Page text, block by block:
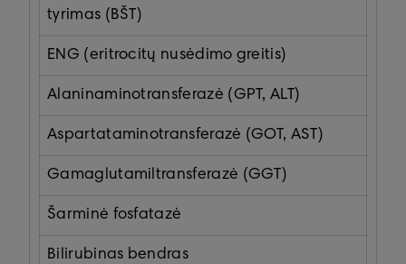
tyrimas (BŠT)
ENG (eritrocitų nusėdimo greitis)
Alaninaminotransferazė (GPT, ALT)
Aspartataminotransferazė (GOT, AST)
Gamaglutamiltransferazė (GGT)
Šarminė fosfatazė
Bilirubinas bendras